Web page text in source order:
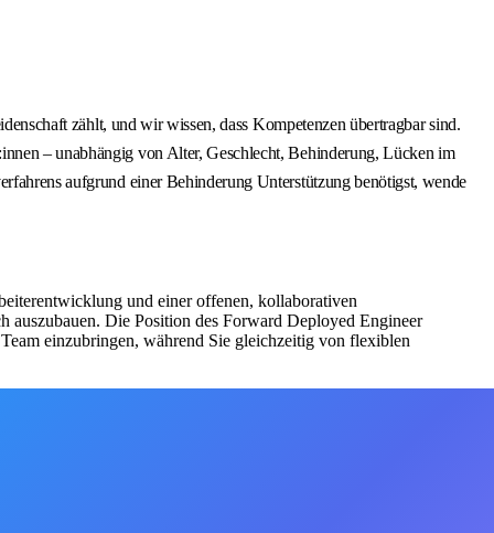
zählt, und wir wissen, dass Kompetenzen übertragbar sind.
– unabhängig von Alter, Geschlecht, Behinderung, Lücken im
aufgrund einer Behinderung Unterstützung benötigst, wende
und einer offenen, kollaborativen
auszubauen. Die Position des Forward Deployed Engineer
einzubringen, während Sie gleichzeitig von flexiblen